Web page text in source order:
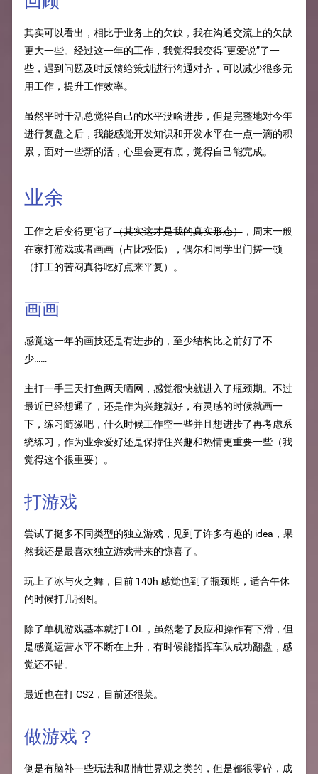
其实可以看出，相比于业务上的欠缺，我在沟通交流上的欠缺
更大一些。经过这一年的工作，我觉得我变得“更爱说”了一
些，遇到问题及时反馈给策划进行沟通对齐，可以减少很多无
用工作，提升工作效率。
虽然平时干活总觉得自己的水平没啥进步，但是完整地对今年
进行复盘之后，我能感觉开发知识和开发水平在一点一滴的积
累，面对一些新的活，心里会更有底，觉得自己能完成。
业余
工作之后变得更宅了（其实这才是我的真实形态），周末一般
在家打游戏或者画画（占比极低），偶尔和同学出门搓一顿
（打工的苦闷真得吃好点来平复）。
画画
感觉这一年的画技还是有进步的，至少结构比之前好了不
少……
主打一手三天打鱼两天晒网，感觉很快就进入了瓶颈期。不过
最近已经想通了，还是作为兴趣就好，有灵感的时候就画一
下，练习随缘吧，什么时候工作空一些并且想进步了再考虑系
统练习，作为业余爱好还是保持住兴趣和热情更重要一些（我
觉得这个很重要）。
打游戏
尝试了挺多不同类型的独立游戏，见到了许多有趣的 idea，果
然我还是最喜欢独立游戏带来的惊喜了。
玩上了冰与火之舞，目前 140h 感觉也到了瓶颈期，适合午休
的时候打几张图。
除了单机游戏基本就打 LOL，虽然老了反应和操作有下滑，但
是感觉运营水平不断在上升，有时候能指挥车队成功翻盘，感
觉还不错。
最近也在打 CS2，目前还很菜。
做游戏？
倒是有脑补一些玩法和剧情世界观之类的，但是都很零碎，成